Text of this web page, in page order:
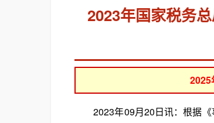
2023年国家税务
2025
2023年09月20日讯：根据《